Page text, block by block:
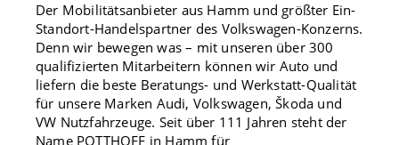
Der Mobilitätsanbieter aus Hamm und größter Ein-
Standort-Handelspartner des Volkswagen-Konzerns.
Denn wir bewegen was – mit unseren über 300
qualifizierten Mitarbeitern können wir Auto und
liefern die beste Beratungs- und Werkstatt-Qualität
für unsere Marken Audi, Volkswagen, Škoda und
VW Nutzfahrzeuge. Seit über 111 Jahren steht der
Name POTTHOFF in Hamm für